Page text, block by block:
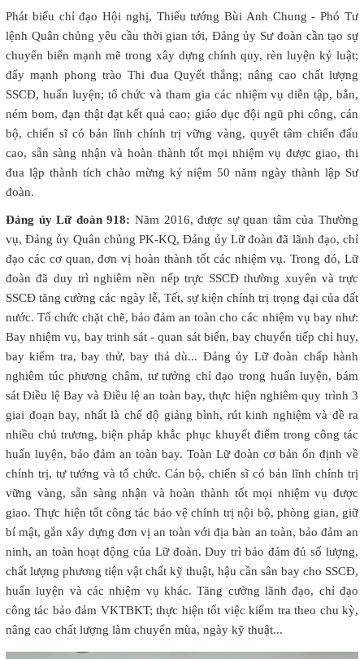
Phát biểu chỉ đạo Hội nghị, Thiếu tướng Bùi Anh Chung - Phó Tư
lệnh Quân chủng yêu cầu thời gian tới, Đảng ủy Sư đoàn cần tạo sự
chuyển biến mạnh mẽ trong xây dựng chính quy, rèn luyện kỷ luật;
đẩy mạnh phong trào Thi đua Quyết thắng; nâng cao chất lượng
SSCĐ, huấn luyện; tổ chức và tham gia các nhiệm vụ diễn tập, bắn,
ném bom, đạn thật đạt kết quả cao; giáo dục đội ngũ phi công, cán
bộ, chiến sĩ có bản lĩnh chính trị vững vàng, quyết tâm chiến đấu
cao, sẵn sàng nhận và hoàn thành tốt mọi nhiệm vụ được giao, thi
đua lập thành tích chào mừng kỷ niệm 50 năm ngày thành lập Sư
đoàn.
Đảng ủy Lữ đoàn 918: Năm 2016, được sự quan tâm của Thường
vụ, Đảng ủy Quân chủng PK-KQ, Đảng ủy Lữ đoàn đã lãnh đạo, chỉ
đạo các cơ quan, đơn vị hoàn thành tốt các nhiệm vụ. Trong đó, Lữ
đoàn đã duy trì nghiêm nền nếp trực SSCĐ thường xuyên và trực
SSCĐ tăng cường các ngày lễ, Tết, sự kiện chính trị trọng đại của đất
nước. Tổ chức chặt chẽ, bảo đảm an toàn cho các nhiệm vụ bay như:
Bay nhiệm vụ, bay trinh sát - quan sát biển, bay chuyển tiếp chỉ huy,
bay kiểm tra, bay thử, bay thả dù... Đảng ủy Lữ đoàn chấp hành
nghiêm túc phương châm, tư tưởng chỉ đạo trong huấn luyện, bám
sát Điều lệ Bay và Điều lệ an toàn bay, thực hiện nghiêm quy trình 3
giai đoạn bay, nhất là chế độ giảng bình, rút kinh nghiệm và đề ra
nhiều chủ trương, biện pháp khắc phục khuyết điểm trong công tác
huấn luyện, bảo đảm an toàn bay. Toàn Lữ đoàn cơ bản ổn định về
chính trị, tư tưởng và tổ chức. Cán bộ, chiến sĩ có bản lĩnh chính trị
vững vàng, sẵn sàng nhận và hoàn thành tốt mọi nhiệm vụ được
giao. Thực hiện tốt công tác bảo vệ chính trị nội bộ, phòng gian, giữ
bí mật, gắn xây dựng đơn vị an toàn với địa bàn an toàn, bảo đảm an
ninh, an toàn hoạt động của Lữ đoàn. Duy trì bảo đảm đủ số lượng,
chất lượng phương tiện vật chất kỹ thuật, hậu cần sân bay cho SSCĐ,
huấn luyện và các nhiệm vụ khác. Tăng cường lãnh đạo, chỉ đạo
công tác bảo đảm VKTBKT; thực hiện tốt việc kiểm tra theo chu kỳ,
nâng cao chất lượng làm chuyển mùa, ngày kỹ thuật...